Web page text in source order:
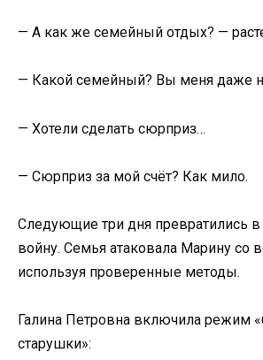
— А как же семейный отдых? —
— Какой семейный? Вы меня даже
— Хотели сделать сюрприз…
— Сюрприз за мой счёт? Как мило.
Следующие три дня превратились
войну. Семья атаковала Марину со
используя проверенные методы.
Галина Петровна включила режим
старушки»: